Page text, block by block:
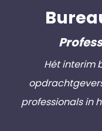
Hét interim
professionals in